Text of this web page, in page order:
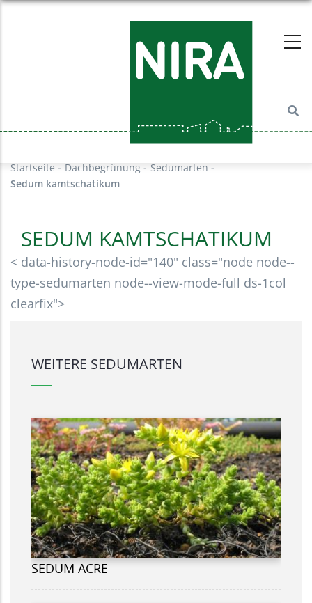
Startseite - Dachbegrünung - Sedumarten -
Sedum kamtschatikum
SEDUM KAMTSCHATIKUM
< data-history-node-id="140" class="node node--
type-sedumarten node--view-mode-full ds-1col
clearfix">
WEITERE SEDUMARTEN
SEDUM ACRE